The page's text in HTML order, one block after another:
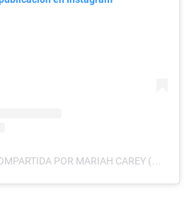
UNA PUBLICACIÓN COMPARTIDA POR MARIAH CAREY (@MARIAHCAREY)